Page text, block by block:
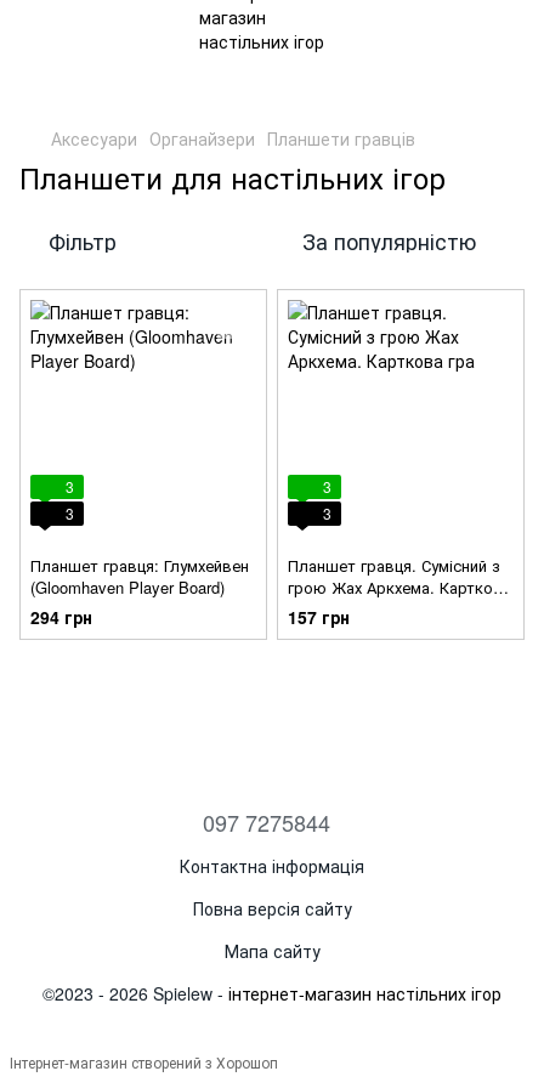
Аксесуари Органайзери Планшети гравців
Планшети для настільних ігор
Фільтр За популярністю
3
3
Планшет гравця: Глумхейвен
(Gloomhaven Player Board)
294 грн
3
3
Планшет гравця. Сумісний з
грою Жах Аркхема. Карткова
гра
157 грн
097 7275844
Контактна інформація
Повна версія сайту
Мапа сайту
©2023 - 2026 Spielew - інтернет-магазин настільних ігор
Інтернет-магазин створений з Хорошоп